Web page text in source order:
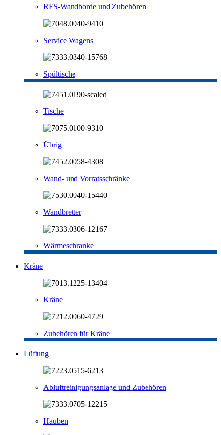
RFS-Wandborde und Zubehören
Service Wagens
Spültische
Tische
Übrig
Wand- und Vorratsschränke
Wandbretter
Wärmeschranke
Kräne
Kräne
Zubehören für Kräne
Lüftung
Abluftreinigungsanlage und Zubehören
Hauben